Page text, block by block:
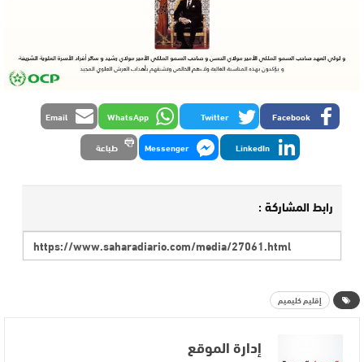
Facebook
Twitter
WhatsApp
Email
LinkedIn
Messenger طباعة
رابط المشاركة :
إقليم كليميم
إدارة الموقع